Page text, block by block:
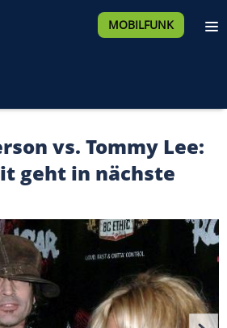
MOBILFUNK
vs. Tommy Lee:
geht in nächste